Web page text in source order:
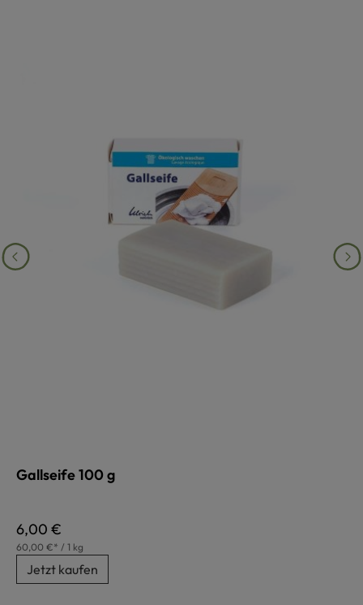
Gallseife 100 g
Regulärer Preis:
6,00 €
60,00 €* / 1 kg
Jetzt kaufen